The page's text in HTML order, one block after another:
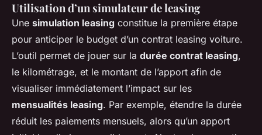
Utilisation d’un simulateur de leasing
Une simulation leasing constitue la première étape
pour anticiper le budget d’un contrat leasing voiture.
L’outil permet de jouer sur la durée contrat leasing,
le kilométrage, et le montant de l’apport afin de
visualiser immédiatement l’impact sur les
mensualités leasing. Par exemple, étendre la durée
réduit les paiements mensuels, alors qu’un apport